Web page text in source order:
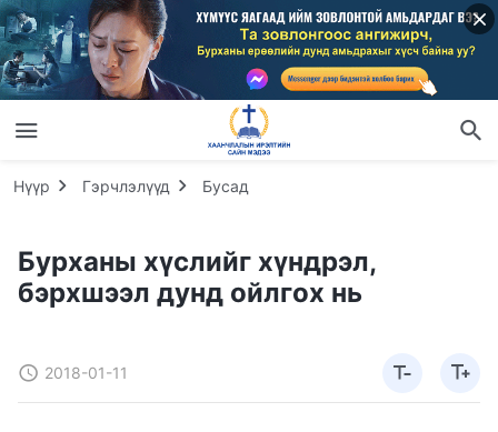
Нүүр Гэрчлэлүүд Бусад
Бурханы хүслийг хүндрэл,
бэрхшээл дунд ойлгох нь
2018-01-11